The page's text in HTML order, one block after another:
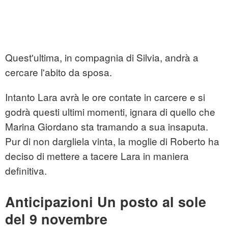
Quest'ultima, in compagnia di Silvia, andrà a
cercare l'abito da sposa.
Intanto Lara avrà le ore contate in carcere e si
godrà questi ultimi momenti, ignara di quello che
Marina Giordano sta tramando a sua insaputa.
Pur di non dargliela vinta, la moglie di Roberto ha
deciso di mettere a tacere Lara in maniera
definitiva.
Anticipazioni Un posto al sole
del 9 novembre